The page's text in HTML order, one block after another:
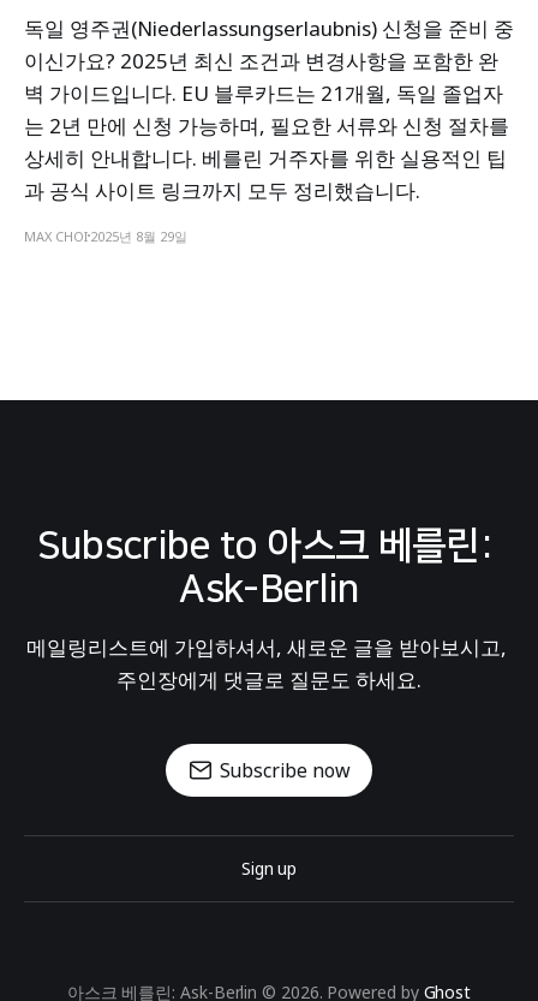
독일 영주권(Niederlassungserlaubnis) 신청을 준비 중
이신가요? 2025년 최신 조건과 변경사항을 포함한 완
벽 가이드입니다. EU 블루카드는 21개월, 독일 졸업자
는 2년 만에 신청 가능하며, 필요한 서류와 신청 절차를
상세히 안내합니다. 베를린 거주자를 위한 실용적인 팁
과 공식 사이트 링크까지 모두 정리했습니다.
MAX CHOI 2025년 8월 29일
Subscribe to 아스크 베를린:
Ask-Berlin
메일링리스트에 가입하셔서, 새로운 글을 받아보시고,
주인장에게 댓글로 질문도 하세요.
Subscribe now
Sign up
아스크 베를린: Ask-Berlin © 2026. Powered by Ghost